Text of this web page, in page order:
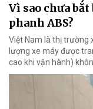
Vì sao chưa
phanh ABS?
Việt Nam là thị trường
lượng xe máy được
cao khi vận hành)